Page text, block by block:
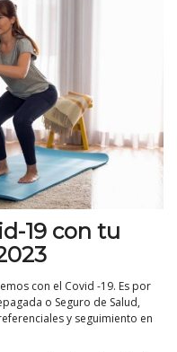
19 con tu
con el Covid -19. Es por
o Seguro de Salud,
y seguimiento en